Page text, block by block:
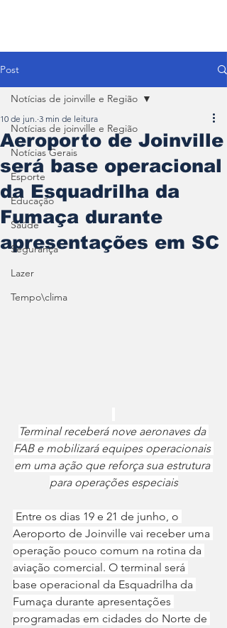
Post
Notícias de joinville e Região
Notícias Gerais
Esporte
Educação
Saúde
Segurança
Lazer
Tempo\clima
Notícias de joinville e Região
Aeroporto de Joinville
será base operacional
da Esquadrilha da
Fumaça durante
apresentações em SC
10 de jun. 3 min de leitura
Terminal receberá nove aeronaves da
FAB e mobilizará equipes operacionais
em uma ação que reforça sua estrutura
para operações especiais
Aeroporto de Joinville vai receber uma
operação pouco comum na rotina da
aviação comercial. O terminal será
base operacional da Esquadrilha da
Fumaça durante apresentações
programadas em cidades do Norte de